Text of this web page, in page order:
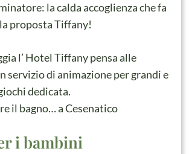
la calda accoglienza che fa
proposta Tiffany!
l’ Hotel Tiffany pensa alle
servizio di animazione per grandi e
dedicata.
il bagno… a Cesenatico
i bambini